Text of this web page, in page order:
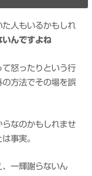
人もいるかもしれ
いんですよね
怒ったりという行
方法でその場を誤
なのかもしれませ
事実。
一輝謝らないん